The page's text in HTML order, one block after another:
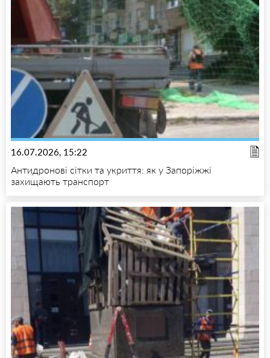
16.07.2026, 15:22
Антидронові сітки та укриття: як у Запоріжжі
захищають транспорт